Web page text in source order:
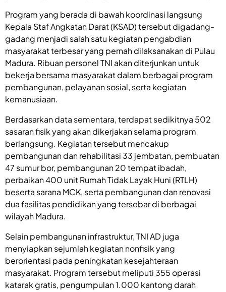
Program yang berada di bawah koordinasi langsung
Kepala Staf Angkatan Darat (KSAD) tersebut digadang-
gadang menjadi salah satu kegiatan pengabdian
masyarakat terbesar yang pernah dilaksanakan di Pulau
Madura. Ribuan personel TNI akan diterjunkan untuk
bekerja bersama masyarakat dalam berbagai program
pembangunan, pelayanan sosial, serta kegiatan
kemanusiaan.
Berdasarkan data sementara, terdapat sedikitnya 502
sasaran fisik yang akan dikerjakan selama program
berlangsung. Kegiatan tersebut mencakup
pembangunan dan rehabilitasi 33 jembatan, pembuatan
47 sumur bor, pembangunan 20 tempat ibadah,
perbaikan 400 unit Rumah Tidak Layak Huni (RTLH)
beserta sarana MCK, serta pembangunan dan renovasi
dua fasilitas pendidikan yang tersebar di berbagai
wilayah Madura.
Selain pembangunan infrastruktur, TNI AD juga
menyiapkan sejumlah kegiatan nonfisik yang
berorientasi pada peningkatan kesejahteraan
masyarakat. Program tersebut meliputi 355 operasi
katarak gratis, pengumpulan 1.000 kantong darah